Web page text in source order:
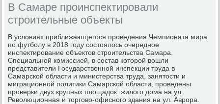
В Самаре проинспектировали
строительные объекты
В условиях приближающегося проведения Чемпионата мира
по футболу в 2018 году состоялось очередное
инспектирование объектов строительства Самара.
Специальной комиссией, в состав которой вошли
представители Государственной инспекции труда в
Самарской области и министерства труда, занятости и
миграционной политики Самарской области, проведены
проверки двух крупных площадок: жилого дома на ул.
Революционная и торгово-офисного здания на ул. Аврора.